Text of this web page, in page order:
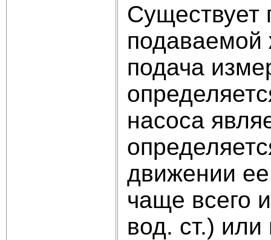
Существует
подаваемой
подача
насоса
движении
чаще всего
вод. ст.)